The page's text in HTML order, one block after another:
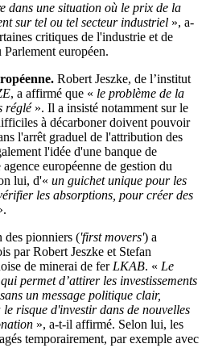
dans une situation où le prix de la
sur tel ou tel secteur industriel », a-
critiques de l'industrie et de
européen.
Robert Jeszke, de l’institut
, a affirmé que « le problème de la
réglé ». Il a insisté notamment sur le
à décarboner doivent pouvoir
l'arrêt graduel de l'attribution des
l'idée d'une banque de
européenne de gestion du
lui, d'« un guichet unique pour les
les absorptions, pour créer des
des pionniers ('first movers') a
par Robert Jeszke et Stefan
de minerai de ferLKAB. « Le
permet d’attirer les investissements
un message politique clair,
risque d'investir dans de nouvelles
», a-t-il affirmé. Selon lui, les
temporairement, par exemple avec